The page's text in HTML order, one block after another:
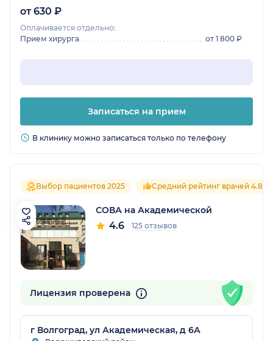
от 630 ₽
Оплачивается отдельно:
Прием хирурга
от 1 800 ₽
Записаться на прием
В клинику можно записаться только по телефону
Выбор пациентов 2025 Средний рейтинг врачей 4.8
СОВА на Академической
4.6 125 отзывов
Лицензия проверена
г Волгоград, ул Академическая, д 6А